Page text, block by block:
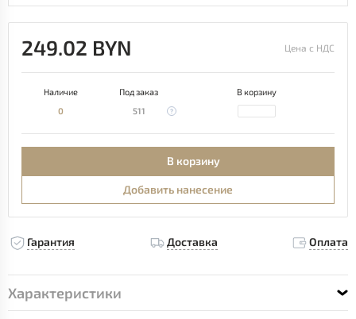
249.02 BYN Цена с НДС
Наличие Под заказ
В корзину
0
511
В корзину
Добавить нанесение
Гарантия Доставка Оплата
Характеристики